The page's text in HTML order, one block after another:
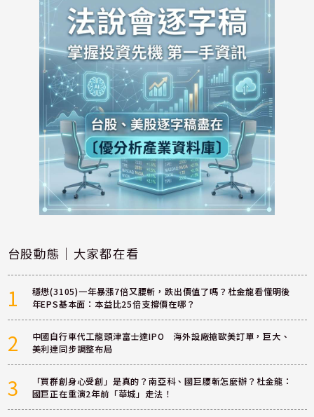
台股動態｜大家都在看
1
穩懋(3105)一年暴漲7倍又腰斬，跌出價值了嗎？杜金龍看懂明後
年EPS基本面：本益比25倍支撐價在哪？
2
中國自行車代工龍頭津富士達IPO 海外設廠搶歐美訂單，巨大、
美利達同步調整布局
3
「買群創身心受創」是真的？南亞科、國巨腰斬怎麼辦？杜金龍：
國巨正在重演2年前「華城」走法！